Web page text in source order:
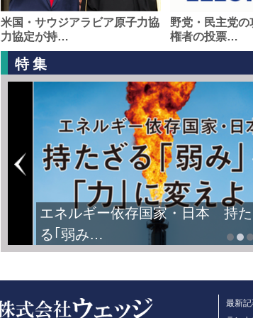
米国・サウジアラビア原子力協
力協定が持…
野党・民主党
権者の投票…
特集
エネルギー依存国家・日本 持
る｢弱み…
最新